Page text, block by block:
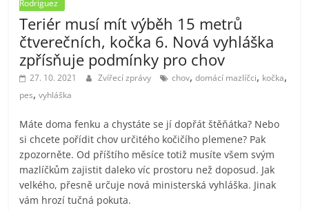
Rodriguez
Teriér musí mít výběh 15 metrů
čtverečních, kočka 6. Nová vyhláška
zpřísňuje podmínky pro chov
27. 10. 2021 Zvířecí zprávy chov,domácí mazlíčci, kočka,
pes,vyhláška
Máte doma fenku a chystáte se jí dopřát štěňátka? Nebo
si chcete pořídit chov určitého kočičího plemene? Pak
zpozorněte. Od příštího měsíce totiž musíte všem svým
mazlíčkům zajistit daleko víc prostoru než doposud. Jak
velkého, přesně určuje nová ministerská vyhláška. Jinak
vám hrozí tučná pokuta.